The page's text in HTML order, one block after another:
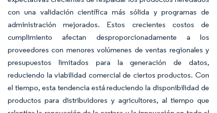
con una validación científica más sólida y programas de
administración mejorados. Estos crecientes costos de
cumplimiento afectan desproporcionadamente a los
proveedores con menores volúmenes de ventas regionales y
presupuestos limitados para la generación de datos,
reduciendo la viabilidad comercial de ciertos productos. Con
el tiempo, esta tendencia está reduciendo la disponibilidad de
productos para distribuidores y agricultores, al tiempo que